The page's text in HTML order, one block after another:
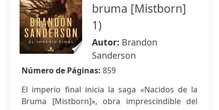
bruma [Mistborn]
1)
Autor: Brandon
Sanderson
Número de Páginas: 859
El imperio final inicia la saga «Nacidos de la
Bruma [Mistborn]», obra imprescindible del